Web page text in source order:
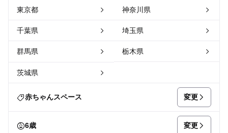
東京都 神奈川県
千葉県 埼玉県
群馬県 栃木県
茨城県
赤ちゃんスペース 変更
6歳 変更